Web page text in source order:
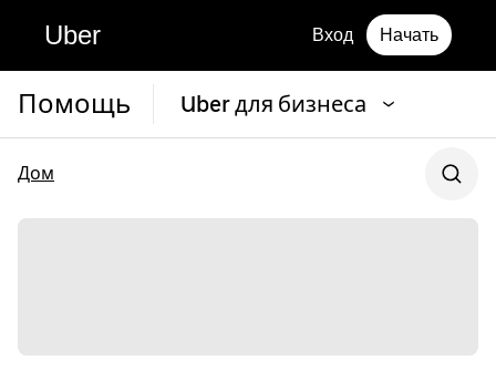
Uber Вход Начать
Помощь Uber для бизнеса
Дом